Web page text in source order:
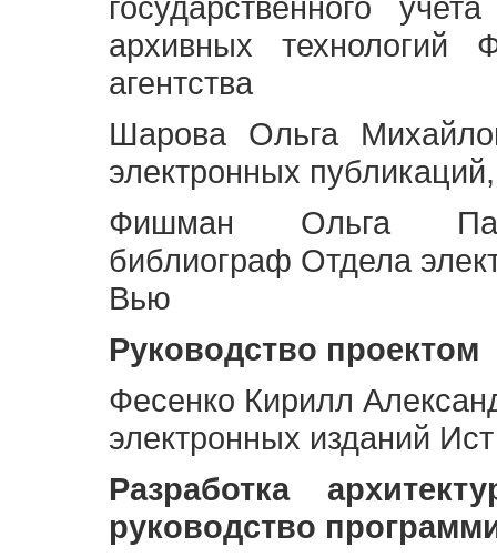
архивных технологий
агентства
Шарова Ольга
электронных
Фишман Ольга
библиограф Отдела
Вью
Руководство проектом
Фесенко Кирилл
электронных изданий
Разработка
руководство